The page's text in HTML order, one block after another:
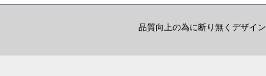
品質向上の為に断り無くデザイ